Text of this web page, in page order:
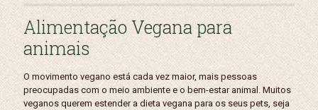
Alimentação Vegana para
animais
O movimento vegano está cada vez maior, mais pessoas
preocupadas com o meio ambiente e o bem-estar animal. Muitos
veganos querem estender a dieta vegana para os seus pets, seja